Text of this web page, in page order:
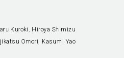
Kuroki, Hiroya Shimizu
Omori, Kasumi Yao